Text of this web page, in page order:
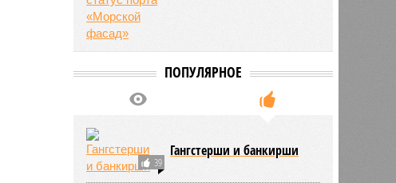
ПОПУЛЯРНОЕ
39
Гангстерши и банкирши